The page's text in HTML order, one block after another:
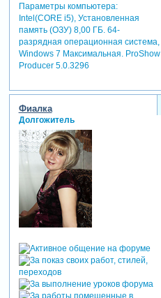
Параметры компьютера:
Intel(CORE i5), Установленная
память (ОЗУ) 8,00 ГБ. 64-
разрядная операционная система,
Windows 7 Максимальная. ProShow
Producer 5.0.3296
Фиалка
Долгожитель